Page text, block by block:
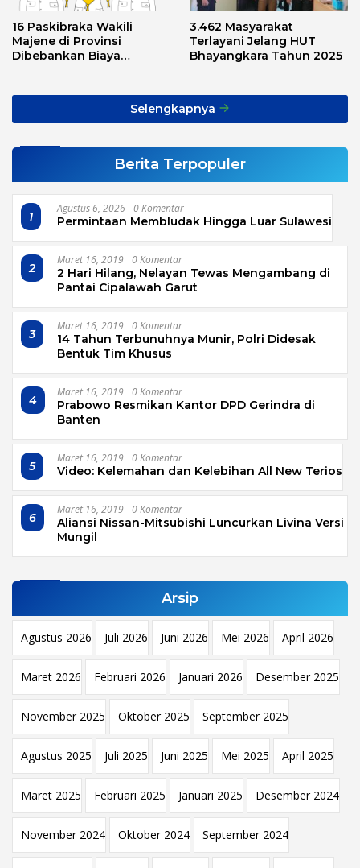
16 Paskibraka Wakili
Majene di Provinsi
Dibebankan Biaya
3.462 Masyarakat
Terlayani Jelang HUT
Bhayangkara Tahun 2025
Selengkapnya
Berita Terpopuler
1
Agustus 6, 2026 0 Komentar
Permintaan Membludak Hingga Luar Sulawesi
2
Maret 16, 2019 0 Komentar
2 Hari Hilang, Nelayan Tewas Mengambang di
Pantai Cipalawah Garut
3
Maret 16, 2019 0 Komentar
14 Tahun Terbunuhnya Munir, Polri Didesak
Bentuk Tim Khusus
4
Maret 16, 2019 0 Komentar
Prabowo Resmikan Kantor DPD Gerindra di
Banten
5
Maret 16, 2019 0 Komentar
Video: Kelemahan dan Kelebihan All New Terios
6
Maret 16, 2019 0 Komentar
Aliansi Nissan-Mitsubishi Luncurkan Livina Versi
Mungil
Arsip
Agustus 2026 Juli 2026 Juni 2026 Mei 2026 April 2026
Maret 2026 Februari 2026 Januari 2026 Desember 2025
November 2025 Oktober 2025 September 2025
Agustus 2025 Juli 2025 Juni 2025 Mei 2025 April 2025
Maret 2025 Februari 2025 Januari 2025 Desember 2024
November 2024 Oktober 2024 September 2024